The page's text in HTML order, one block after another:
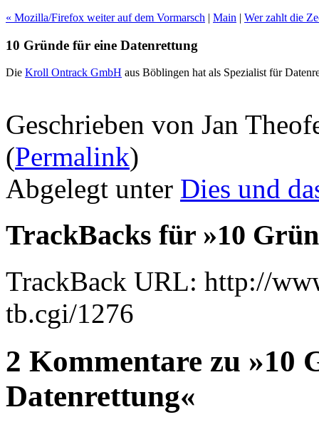
« Mozilla/Firefox weiter auf dem Vormarsch | Main | Wer zahlt die
10 Gründe für eine Datenrettung
Die Kroll Ontrack GmbH aus Böblingen hat als Spezialist für
Geschrieben von Jan
(Permalink)
Abgelegt unter Dies und
TrackBacks für »10
TrackBack URL: http://
tb.cgi/1276
2 Kommentare zu »10
Datenrettung«